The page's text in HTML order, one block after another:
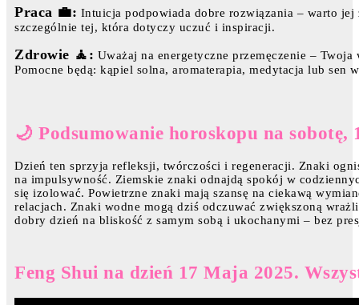
Praca 💼: Intuicja podpowiada dobre rozwiązania – warto
szczególnie tej, która dotyczy uczuć i inspiracji.
Zdrowie 🧘: Uważaj na energetyczne przemęczenie –
Pomocne będą: kąpiel solna, aromaterapia, medytacja lub sen
🌙 Podsumowanie horoskopu na sobotę,
Dzień ten sprzyja refleksji, twórczości i regeneracji. Znaki
na impulsywność. Ziemskie znaki odnajdą spokój w
się izolować. Powietrzne znaki mają szansę na ciekawą
relacjach. Znaki wodne mogą dziś odczuwać zwiększoną
dobry dzień na bliskość z samym sobą i ukochanymi – bez
Feng Shui na dzień 17 Maja 2025.